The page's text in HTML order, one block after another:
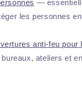
—
les personnes
anti-feu pour
ateliers et